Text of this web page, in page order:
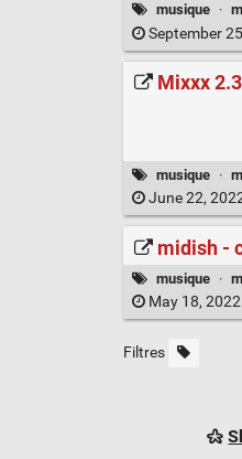
musique ·
September
Mixxx
musique ·
June 22,
midish -
musique ·
May 18, 2022
Filtres